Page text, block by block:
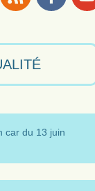
car du 13 juin